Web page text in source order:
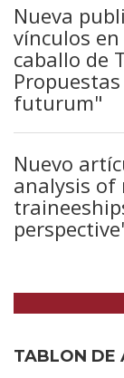
Nueva
vínculos
caballo de
futurum"
Nuevo
analysis of
TABLON DE